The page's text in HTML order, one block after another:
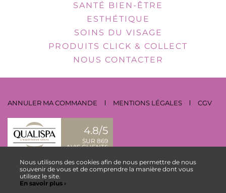
Nous utilisons des cookies afin de nous permettre de nous
souvenir de vous et de comprendre la manière dont vous
utilisez le site.
En savoir plus ›
SANTÉ BIEN-ÊTRE
ESTHÉTIQUE
SOINS DU VISAGE
PRODUITS CLICK & COLLECT
NOUS CONTACTER
ANNULER MA COMMANDE MENTIONS LÉGALES CGV
4.8/5
SUR 869
AVIS CLIENTS
NOUS CONTACTER